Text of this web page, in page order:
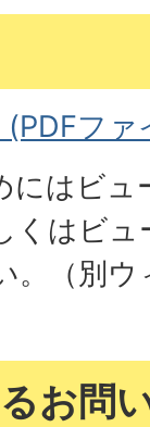
ファ
にはビ
くはビ
。（別
お問